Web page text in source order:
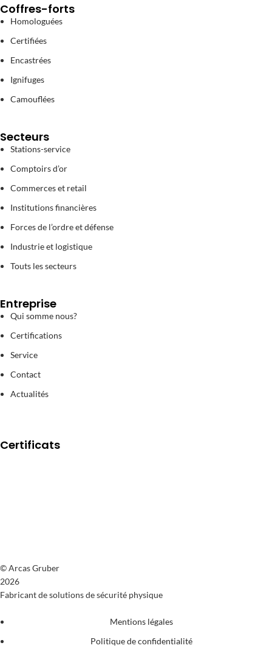
Coffres-forts
Homologuées
Certifiées
Encastrées
Ignifuges
Camouflées
Secteurs
Stations-service
Comptoirs d’or
Commerces et retail
Institutions financières
Forces de l’ordre et défense
Industrie et logistique
Touts les secteurs
Entreprise
Qui somme nous?
Certifications
Service
Contact
Actualités
Certificats
© Arcas Gruber
2026
Fabricant de solutions de sécurité physique
Mentions légales
Politique de confidentialité